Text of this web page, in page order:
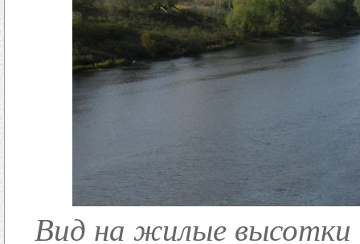
Вид на жилые высотки